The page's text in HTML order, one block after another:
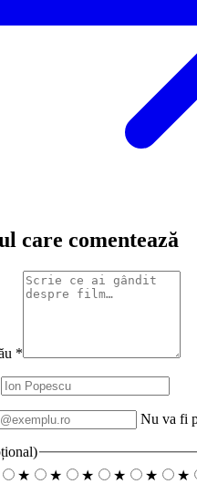
care comentează
*
Nu va fi
★ ★ ★ ★ ★ ★